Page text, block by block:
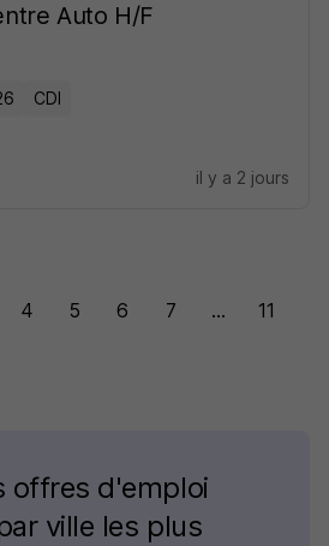
Auto H/F
CDI
il y a 2 jours
4 5 6 7 ... 11
offres d'emploi
ville les plus